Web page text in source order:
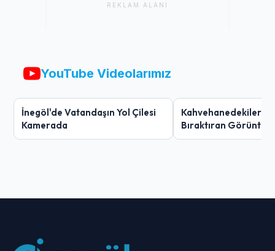
REKLAM ALANI
YouTube Videolarımız
İnegöl'de Vatandaşın Yol Çilesi
Kamerada
Kahvehanedekiler
Bıraktıran Görüntü!